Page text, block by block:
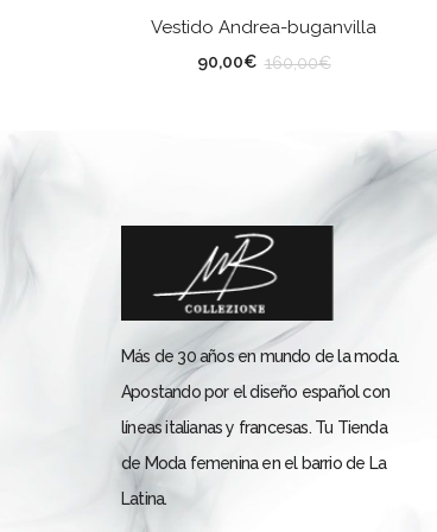
Vestido Andrea-buganvilla
90,00€ 160,00€
TALLA
Más de 30 años en mundo de la moda.
Apostando por el diseño español con
líneas italianas y francesas. Tu Tienda
de Moda femenina en el barrio de La
Latina.